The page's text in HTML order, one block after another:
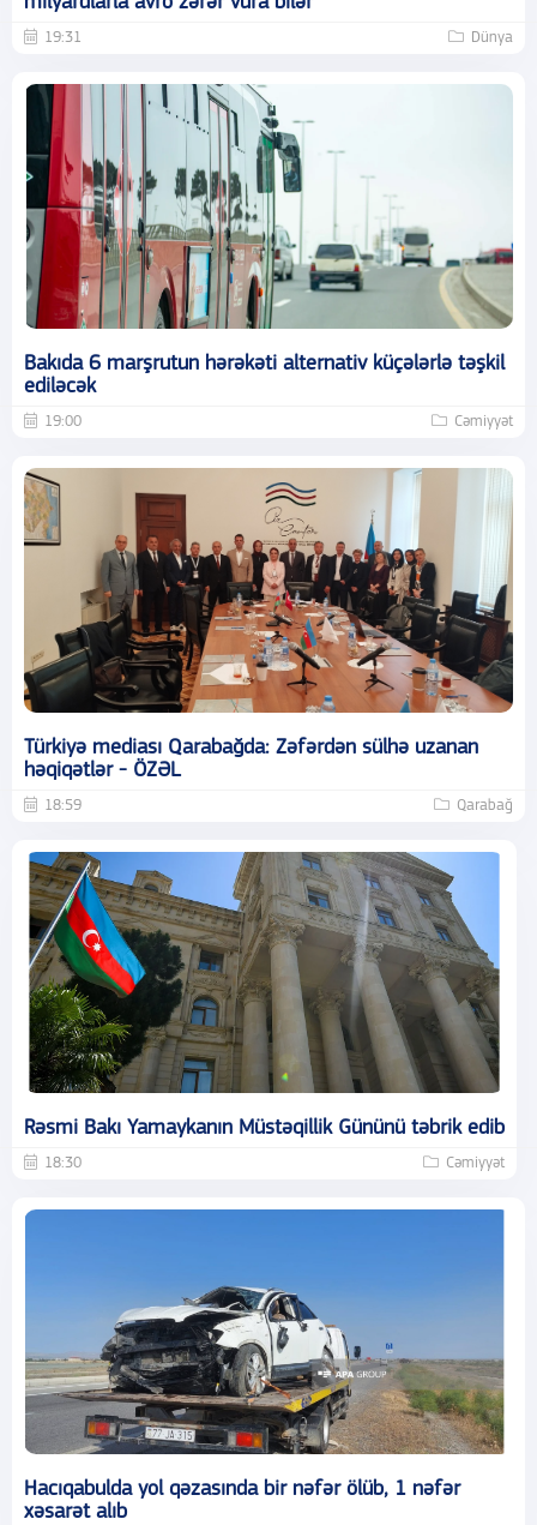
19:31 Dünya
Bakıda 6 marşrutun hərəkəti alternativ küçələrlə təşkil
ediləcək
19:00 Cəmiyyət
Türkiyə mediası Qarabağda: Zəfərdən sülhə uzanan
həqiqətlər - ÖZƏL
18:59 Qarabağ
Rəsmi Bakı Yamaykanın Müstəqillik Gününü təbrik edib
18:30 Cəmiyyət
Hacıqabulda yol qəzasında bir nəfər ölüb, 1 nəfər
xəsarət alıb